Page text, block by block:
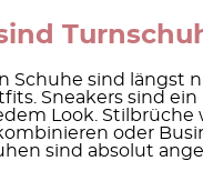
Schuhe sind längst
Sneakers sind
Look. Stilbrüche
oder
sind absolut